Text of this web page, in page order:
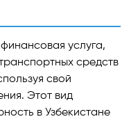
услуга,
средств
свой
Этот вид
в Узбекистане